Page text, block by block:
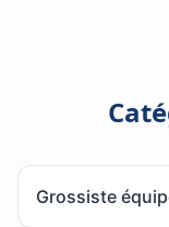
Grossiste